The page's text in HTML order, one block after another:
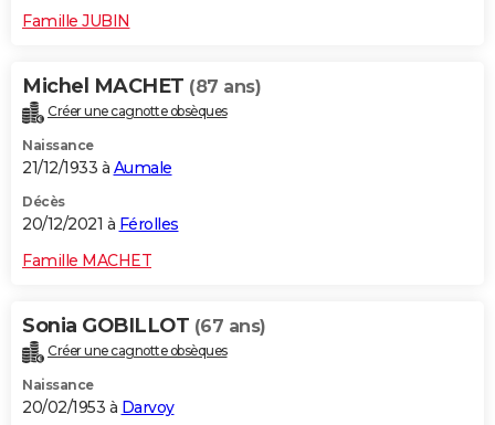
Famille JUBIN
Michel MACHET (87 ans)
Créer une cagnotte obsèques
Naissance
21/12/1933 à Aumale
Décès
20/12/2021 à Férolles
Famille MACHET
Sonia GOBILLOT (67 ans)
Créer une cagnotte obsèques
Naissance
20/02/1953 à Darvoy